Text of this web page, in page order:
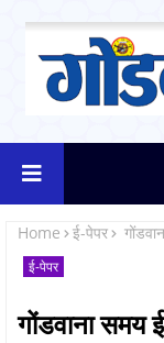
Home ई-पेपर
ई-पेपर
गोंडवाना समय